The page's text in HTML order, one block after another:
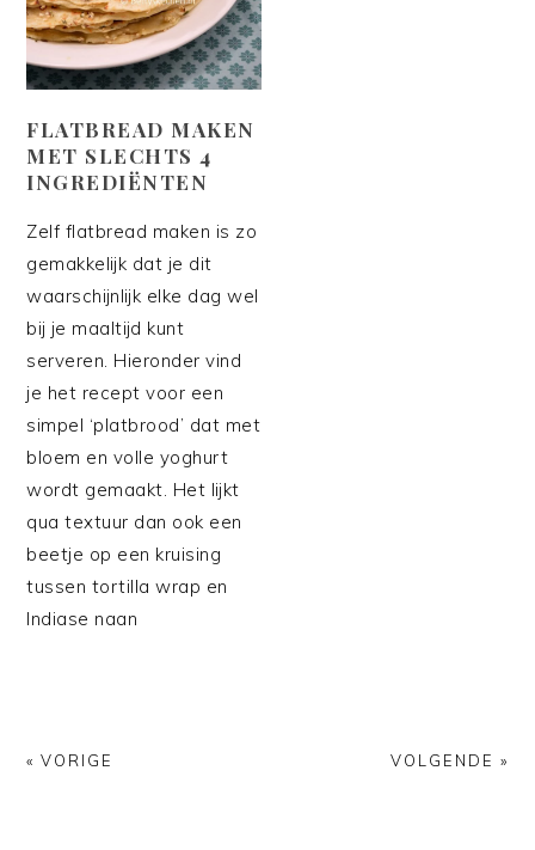
FLATBREAD MAKEN
MET SLECHTS 4
INGREDIËNTEN
Zelf flatbread maken is zo
gemakkelijk dat je dit
waarschijnlijk elke dag wel
bij je maaltijd kunt
serveren. Hieronder vind
je het recept voor een
simpel ‘platbrood’ dat met
bloem en volle yoghurt
wordt gemaakt. Het lijkt
qua textuur dan ook een
beetje op een kruising
tussen tortilla wrap en
Indiase naan
« VORIGE VOLGENDE »